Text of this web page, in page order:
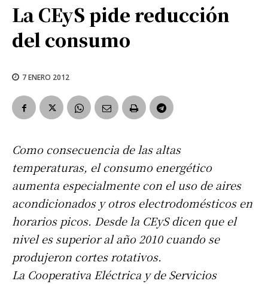
La CEyS pide reducción
del consumo
7 ENERO 2012
Como consecuencia de las altas
temperaturas, el consumo energético
aumenta especialmente con el uso de aires
acondicionados y otros electrodomésticos en
horarios picos. Desde la CEyS dicen que el
nivel es superior al año 2010 cuando se
produjeron cortes rotativos.
La Cooperativa Eléctrica y de Servicios